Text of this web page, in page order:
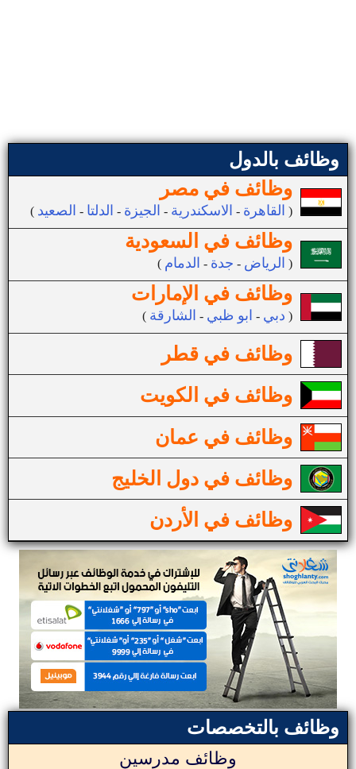
وظائف بالدول
وظائف في مصر
( القاهرة - الاسكندرية - الجيزة - الدلتا - الصعيد )
وظائف في السعودية
( الرياض - جدة - الدمام )
وظائف في الإمارات
( دبي - ابو ظبي - الشارقة )
وظائف في قطر
وظائف في الكويت
وظائف في عمان
وظائف في دول الخليج
وظائف في الأردن
وظائف بالتخصصات
وظائف مدرسين